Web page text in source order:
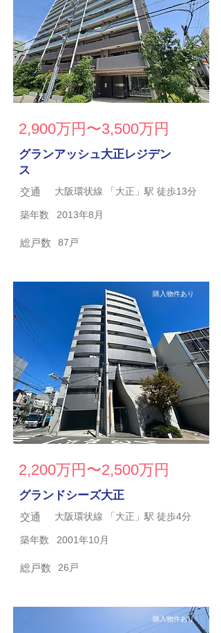
2,900万円〜3,500万円
グランアッシュ大正レジデン
ス
交通 大阪環状線 「大正」駅 徒歩13分
築年数 2013年8月
総戸数 87戸
購入物件あり
2,200万円〜2,500万円
グランドシーズ大正
交通 大阪環状線 「大正」駅 徒歩4分
築年数 2001年10月
総戸数 26戸
購入物件あり